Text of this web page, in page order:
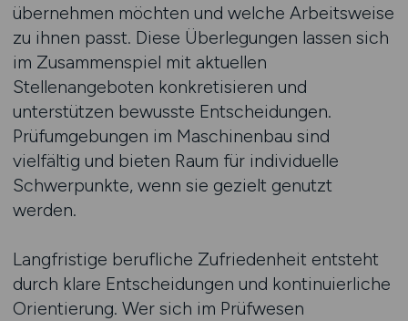
übernehmen möchten und welche Arbeitsweise
zu ihnen passt. Diese Überlegungen lassen sich
im Zusammenspiel mit aktuellen
Stellenangeboten konkretisieren und
unterstützen bewusste Entscheidungen.
Prüfumgebungen im Maschinenbau sind
vielfältig und bieten Raum für individuelle
Schwerpunkte, wenn sie gezielt genutzt
werden.
Langfristige berufliche Zufriedenheit entsteht
durch klare Entscheidungen und kontinuierliche
Orientierung. Wer sich im Prüfwesen